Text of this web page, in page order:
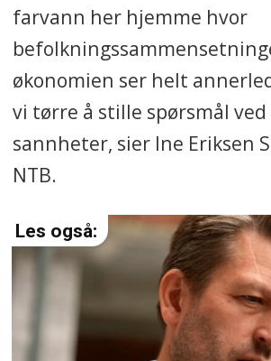
farvann her hjemme hvor
økonomien ser helt
vi tørre å stille spørsmål
sannheter, sier Ine Eriksen
NTB.